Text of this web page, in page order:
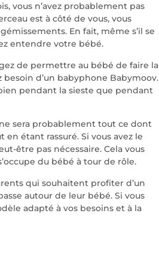
vous n’avez probablement pas
est à côté de vous, vous
En fait, même s’il se
entendre votre bébé.
de permettre au bébé de faire la
d’un babyphone Babymoov.
pendant la sieste que pendant
sera probablement tout ce dont
étant rassuré. Si vous avez le
être pas nécessaire. Cela vous
du bébé à tour de rôle.
qui souhaitent profiter d’un
autour de leur bébé. Si vous
adapté à vos besoins et à la